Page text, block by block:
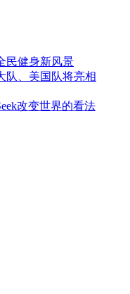
民健身新风景
队、美国队将亮相
改变世界的看法